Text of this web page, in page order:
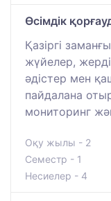
Өсімдік
Қазіргі
жүйелер,
әдістер мен
пайдалана
мониторинг
Оқу жылы - 2
Семестр - 1
Несиелер - 4